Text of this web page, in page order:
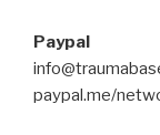
Paypal
paypal.me/